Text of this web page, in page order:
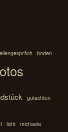
boden
gutachten
licht michaela